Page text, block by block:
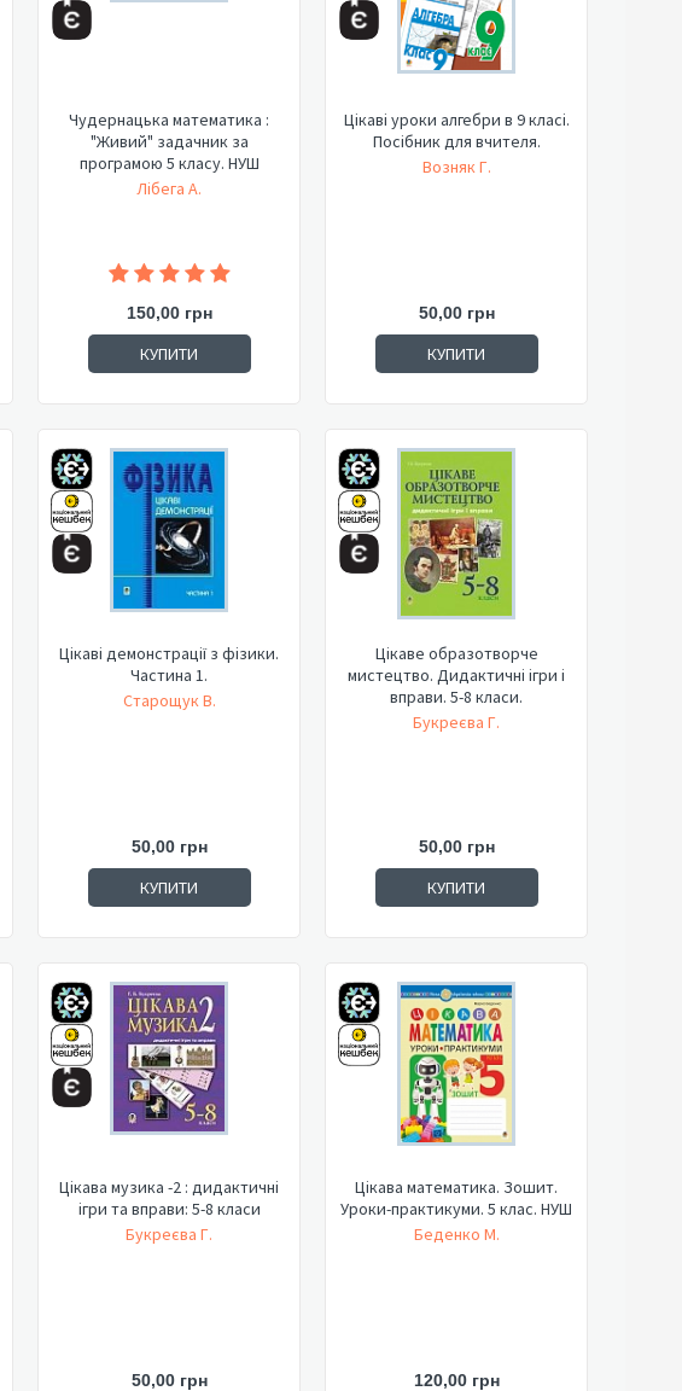
Чудернацька математика :
"Живий" задачник за
програмою 5 класу. НУШ
Лібега А.
150,00 грн
КУПИТИ
Цікаві уроки алгебри в 9 класі.
Посібник для вчителя.
Возняк Г.
50,00 грн
КУПИТИ
Цікаві демонстрації з фізики.
Частина 1.
Старощук В.
50,00 грн
КУПИТИ
Цікаве образотворче
мистецтво. Дидактичні ігри і
вправи. 5-8 класи.
Букреєва Г.
50,00 грн
КУПИТИ
Цікава музика -2 : дидактичні
ігри та вправи: 5-8 класи
Букреєва Г.
50,00 грн
Цікава математика. Зошит.
Уроки-практикуми. 5 клас. НУШ
Беденко М.
120,00 грн